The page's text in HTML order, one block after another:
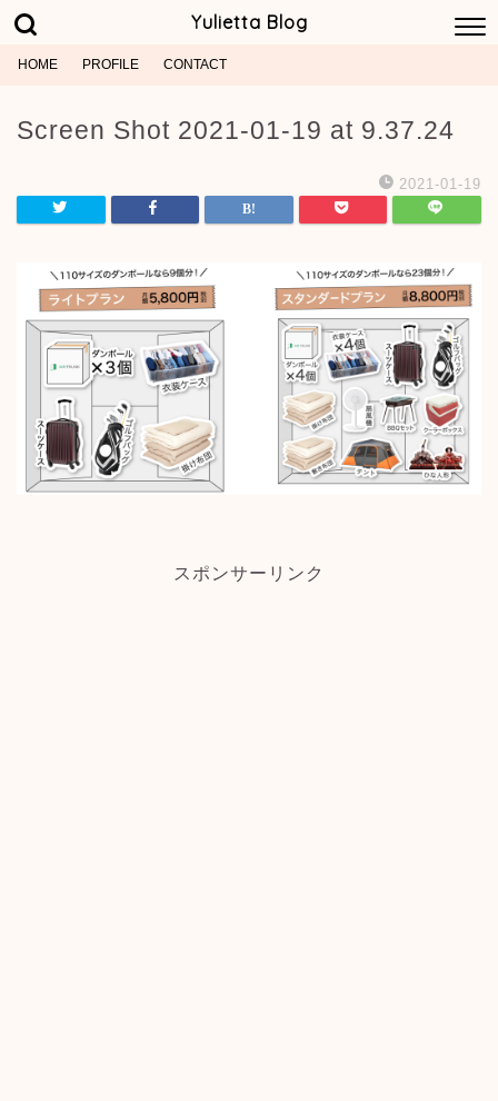
Yulietta Blog
HOME PROFILE CONTACT
Screen Shot 2021-01-19 at 9.37.24
2021-01-19
スポンサーリンク